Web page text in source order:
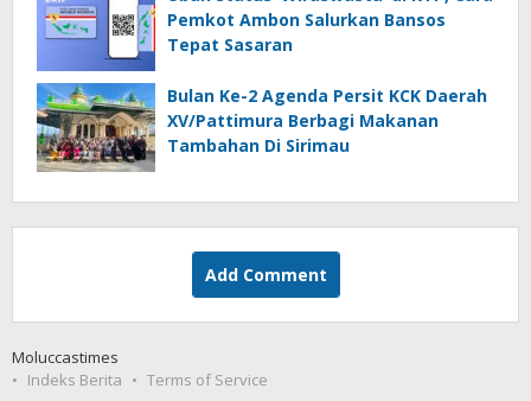
Pemkot Ambon Salurkan Bansos
Tepat Sasaran
Bulan Ke-2 Agenda Persit KCK Daerah
XV/Pattimura Berbagi Makanan
Tambahan Di Sirimau
Add Comment
Moluccastimes
Indeks Berita
Terms of Service